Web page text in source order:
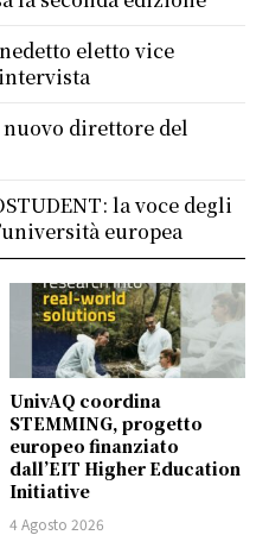
UnivAQ coordina
STEMMING, progetto
europeo finanziato
dall’EIT Higher Education
Initiative
4 Agosto 2026
eletto vice
direttore del
la voce degli
europea